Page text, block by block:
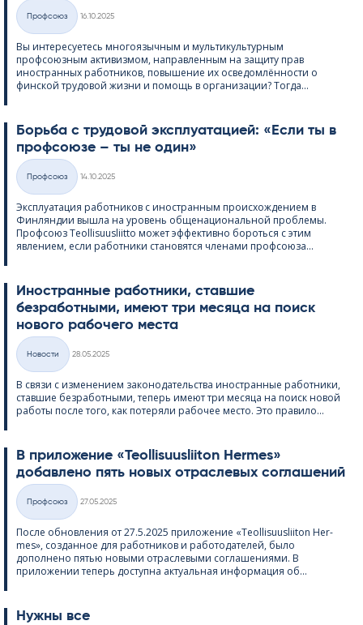
Категории
Профсоюз
16.10.2025
Вы интересуетесь многоязычным и мультикультурным
профсоюзным активизмом, направленным на защиту прав
иностранных работников, повышение их осведомлённости о
финской трудовой жизни и помощь в организации? Тогда...
Борьба с трудовой эксплуатацией: «Если ты в
профсоюзе – ты не один»
Категории
Профсоюз
14.10.2025
Эксплуатация работников с иностранным происхождением в
Финляндии вышла на уровень общенациональной проблемы.
Профсоюз Teol­li­suus­liitto может эффективно бороться с этим
явлением, если работники становятся членами профсоюза...
Иностранные работники, ставшие
безработными, имеют три месяца на поиск
нового рабочего места
Категории
Hовости
28.05.2025
В связи с изменением законодательства иностранные работники,
ставшие безработными, теперь имеют три месяца на поиск новой
работы после того, как потеряли рабочее место. Это правило...
В приложение «Teol­li­suus­lii­ton Her­mes»
добавлено пять новых отраслевых соглашений
Категории
Профсоюз
27.05.2025
После обновления от 27.5.2025 приложение «Teol­li­suus­lii­ton Her­
mes», созданное для работников и работодателей, было
дополнено пятью новыми отраслевыми соглашениями. В
приложении теперь доступна актуальная информация об...
Нужны все